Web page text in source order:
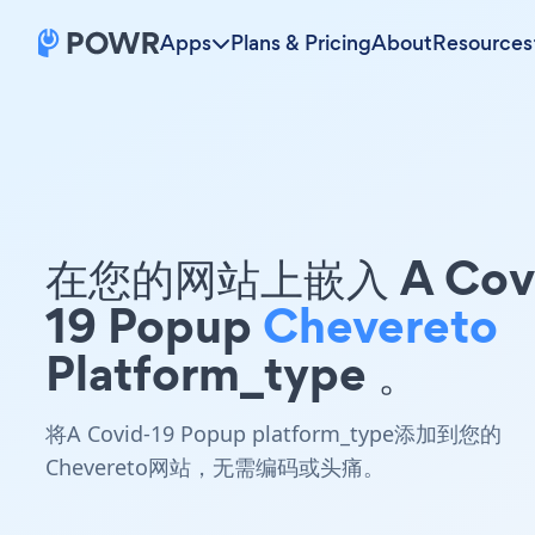
Apps Plans & PricingAboutResources
在您的网站上嵌入 A
19 PopupChevereto
Platform_type 。
将A Covid-19 Popup platform_type添加到您的
Chevereto网站，无需编码或头痛。